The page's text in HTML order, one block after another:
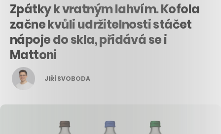
Zpátky k vratným lahvím. Kofola
začne kvůli udržitelnosti stáčet
nápoje do skla, přidává se i
Mattoni
JIŘÍ SVOBODA